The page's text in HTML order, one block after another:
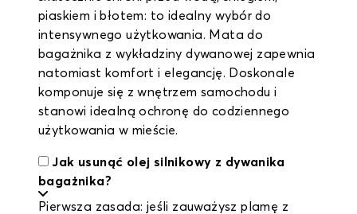
piaskiem i błotem: to idealny wybór do
intensywnego użytkowania. Mata do
bagażnika z wykładziny dywanowej zapewnia
natomiast komfort i elegancję. Doskonale
komponuje się z wnętrzem samochodu i
stanowi idealną ochronę do codziennego
użytkowania w mieście.
Jak usunąć olej silnikowy z dywanika
bagażnika?
Pierwsza zasada: jeśli zauważysz plamę z